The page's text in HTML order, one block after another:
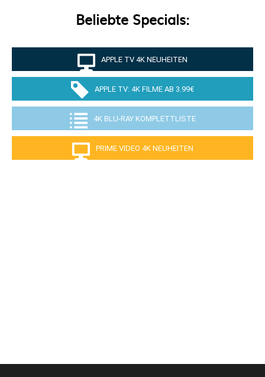
Beliebte Specials:
APPLE TV 4K NEUHEITEN
APPLE TV: 4K FILME AB 3.99€
4K BLU-RAY KOMPLETTLISTE
PRIME VIDEO 4K NEUHEITEN